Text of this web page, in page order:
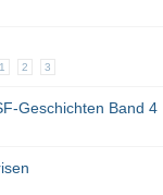
1 2 3
Geschichten Band 4